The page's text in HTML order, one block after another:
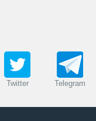
Twitter Telegram